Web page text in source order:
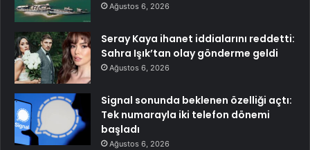
Ağustos 6, 2026
Seray Kaya ihanet iddialarını reddetti:
Sahra Işık’tan olay gönderme geldi
Ağustos 6, 2026
Signal sonunda beklenen özelliği açtı:
Tek numarayla iki telefon dönemi
başladı
Ağustos 6, 2026